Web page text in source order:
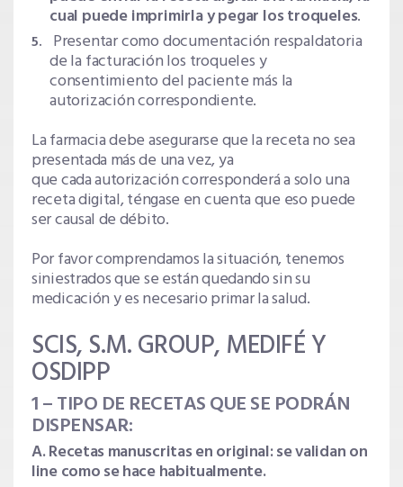
cual puede imprimirla y pegar los troqueles.
Presentar como documentación respaldatoria
de la facturación los troqueles y
consentimiento del paciente más la
autorización correspondiente.
La farmacia debe asegurarse que la receta no sea
presentada más de una vez, ya
que cada autorización corresponderá a solo una
receta digital, téngase en cuenta que eso puede
ser causal de débito.
Por favor comprendamos la situación, tenemos
siniestrados que se están quedando sin su
medicación y es necesario primar la salud.
SCIS, S.M. GROUP, MEDIFÉ Y
OSDIPP
1 – TIPO DE RECETAS QUE SE PODRÁN
DISPENSAR:
A. Recetas manuscritas en original: se validan on
line como se hace habitualmente.